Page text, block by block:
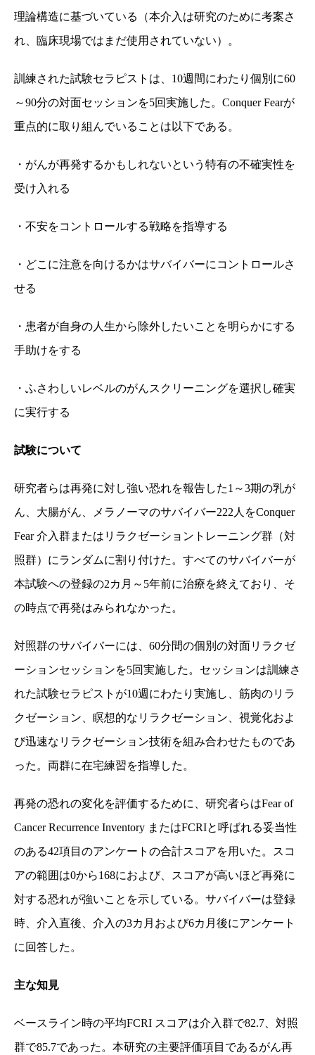
理論構造に基づいている（本介入は研究のために考案さ
れ、臨床現場ではまだ使用されていない）。
訓練された試験セラピストは、 10週間にわたり個別に60
～90分の対面セッションを5回実施した。 Conquer Fearが
重点的に取り組んでいることは以下である。
・がんが再発するかもしれないという特有の不確実性を
受け入れる
・不安をコントロールする戦略を指導する
・どこに注意を向けるかはサバイバーにコントロールさ
せる
・患者が自身の人生から除外したいことを明らかにする
手助けをする
・ふさわしいレベルのがんスクリーニングを選択し確実
に実行する
試験について
研究者らは再発に対し強い恐れを報告した1 ～3期の乳が
ん、大腸がん、メラノーマのサバイバー222 人をConquer
Fear介入群またはリラクゼーショントレーニング群（対
照群）にランダムに割り付けた。すべてのサバイバーが
本試験への登録の2カ月～ 5年前に治療を終えており、そ
の時点で再発はみられなかった。
対照群のサバイバーには、 60分間の個別の対面リラクゼ
ーションセッションを5回実施した。セッションは訓練さ
れた試験セラピストが10週にわたり実施し、筋肉のリラ
クゼーション、瞑想的なリラクゼーション、視覚化およ
び迅速なリラクゼーション技術を組み合わせたものであ
った。両群に在宅練習を指導した。
再発の恐れの変化を評価するために、研究者らはFear of
Cancer Recurrence Inventory またはFCRIと呼ばれる妥当性
のある42項目のアンケートの合計スコアを用いた。スコ
アの範囲は0から168におよび、スコアが高いほど再発に
対する恐れが強いことを示している。サバイバーは登録
時、介入直後、介入の3カ月および6カ月後にアンケート
に回答した。
主な知見
ベースライン時の平均FCRI スコアは介入群で82.7 、対照
群で85.7であった。本研究の主要評価項目であるがん再